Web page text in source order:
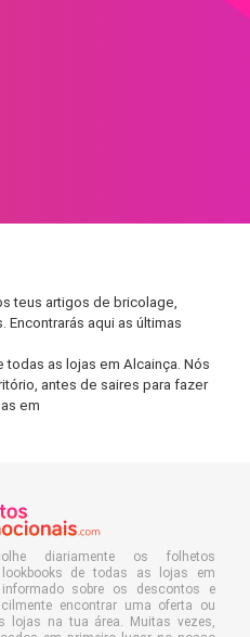
teus artigos de bricolage,
aqui as últimas
as lojas em Alcainça. Nós
antes de saires para fazer
em
diariamente os folhetos
de todas as lojas em
sobre os descontos e
encontrar uma oferta ou
lojas na tua área. Muitas vezes,